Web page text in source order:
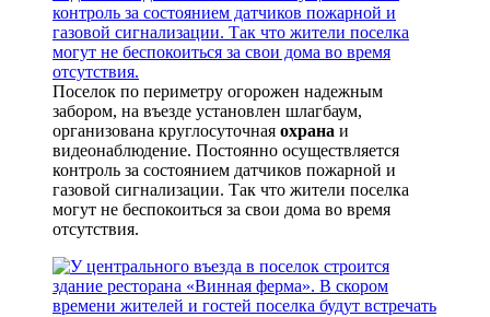
Поселок по периметру огорожен надежным
забором, на въезде установлен шлагбаум,
организована круглосуточная охрана и
видеонаблюдение. Постоянно осуществляется
контроль за состоянием датчиков пожарной и
газовой сигнализации. Так что жители поселка
могут не беспокоиться за свои дома во время
отсутствия.